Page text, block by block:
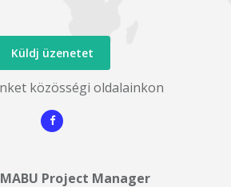
Küldj üzenetet
közösségi oldalainkon
Project Manager